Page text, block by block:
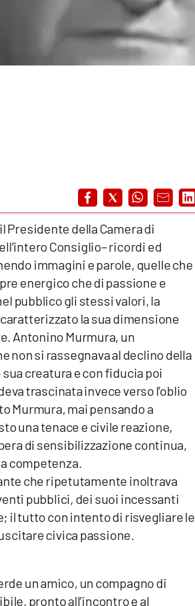
Presidente della Camera di
Consiglio– ricordi ed
immagini e parole, quelle che
energico che di passione e
pubblico gli stessi valori, la
la sua dimensione
Antonino Murmura, un
non si rassegnava al declino della
creatura e con fiducia poi
trascinata invece verso l’oblio
Murmura, mai pensando a
una tenace e civile reazione,
di sensibilizzazione continua,
competenza.
che ripetutamente inoltrava
pubblici, dei suoi incessanti
il tutto con intento di risvegliare le
civica passione.
un amico, un compagno di
pronto all’incontro e al